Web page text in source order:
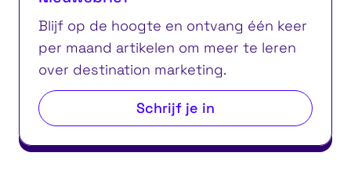
Blijf op de hoogte en ontvang één keer
per maand artikelen om meer te leren
over destination marketing.
Schrijf je in